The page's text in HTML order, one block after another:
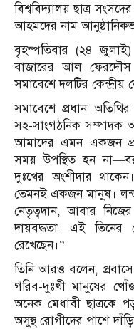
বিশ্ববিদ্যালয় ছাত্র
আহমদের নাম
বৃহস্পতিবার (২৪ জুলাই)
বাজারের আল ফেরদৌস
সমাবেশে দলটির
সমাবেশে প্রধান
সহ-সাংগঠনিক সম্পাদক
আমাদের এমন একজন
সময় উপস্থিত হন
দুঃখের অংশীদার
তেমনই একজন মানুষ।
নেতৃত্বদান, আবার নিজের
দায়বদ্ধতা—এই তিনের
রেখেছেন।”
তিনি আরও বলেন, প্রবাসে
গরিব-দুঃখী মানুষের
অনেক মেধাবী ছাত্রকে
অসুস্থ রোগীদের পাশে